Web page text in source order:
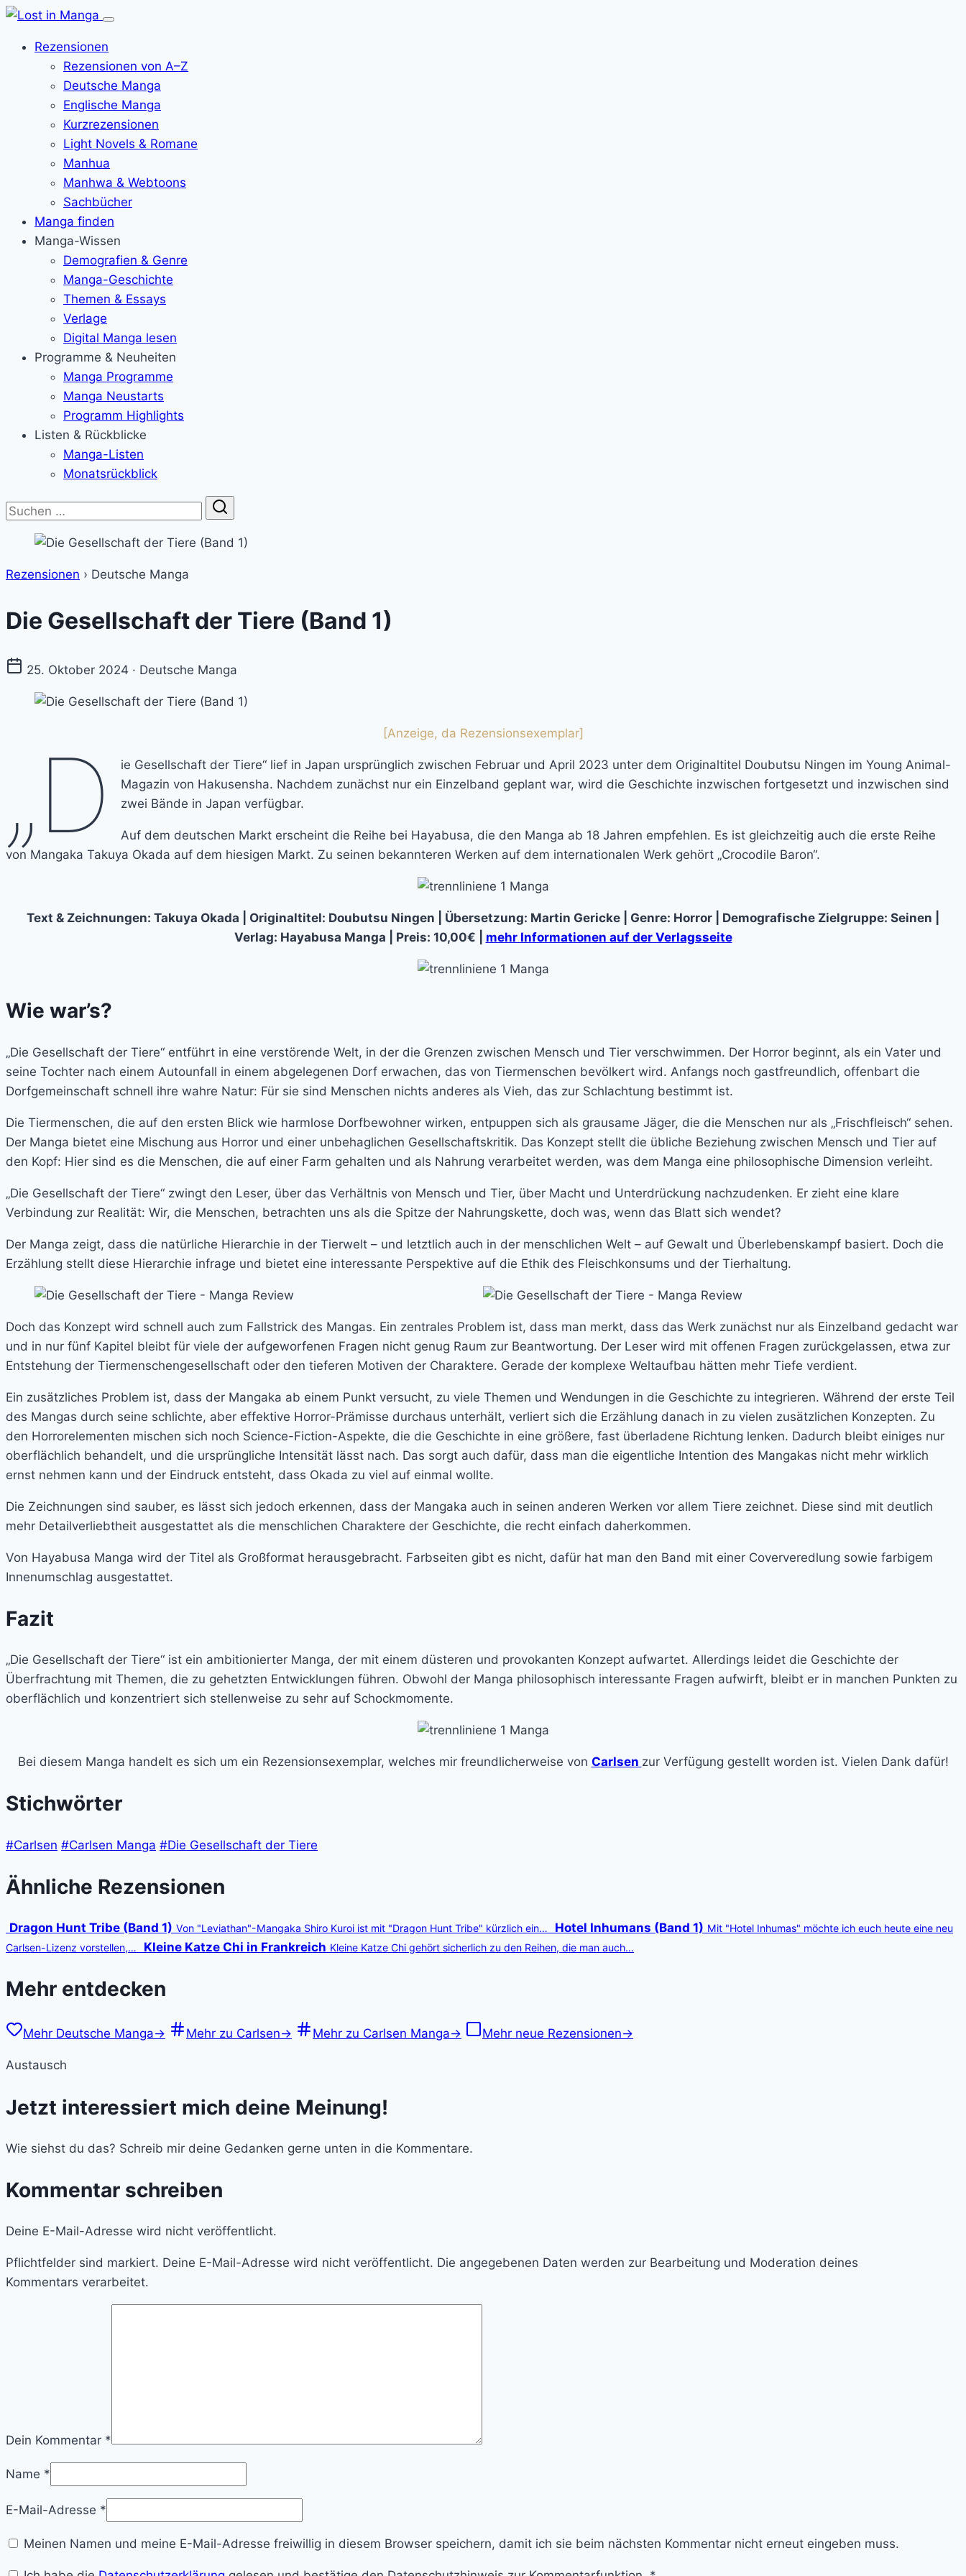
Menü
Rezensionen
Rezensionen von A–Z
Deutsche Manga
Englische Manga
Kurzrezensionen
Light Novels & Romane
Manhua
Manhwa & Webtoons
Sachbücher
Manga finden
Manga-Wissen
Demografien & Genre
Manga-Geschichte
Themen & Essays
Verlage
Digital Manga lesen
Programme & Neuheiten
Manga Programme
Manga Neustarts
Programm Highlights
Listen & Rückblicke
Manga-Listen
Monatsrückblick
Suche
Rezensionen › Deutsche Manga
Die Gesellschaft der Tiere (Band 1)
25. Oktober 2024 · Deutsche Manga
[Anzeige, da Rezensionsexemplar]
„D
ie Gesellschaft der Tiere“ lief in Japan ursprünglich zwischen Februar und April 2023 unter dem Originaltitel Doubutsu Ningen im Young Animal-
Magazin von Hakusensha. Nachdem zunächst nur ein Einzelband geplant war, wird die Geschichte inzwischen fortgesetzt und inzwischen sind
zwei Bände in Japan verfügbar.
Auf dem deutschen Markt erscheint die Reihe bei Hayabusa, die den Manga ab 18 Jahren empfehlen. Es ist gleichzeitig auch die erste Reihe
von Mangaka Takuya Okada auf dem hiesigen Markt. Zu seinen bekannteren Werken auf dem internationalen Werk gehört „Crocodile Baron“.
Text & Zeichnungen: Takuya Okada | Originaltitel: Doubutsu Ningen | Übersetzung: Martin Gericke | Genre: Horror | Demografische Zielgruppe: Seinen |
Verlag: Hayabusa Manga | Preis: 10,00€ | mehr Informationen auf der Verlagsseite
Wie war’s?
„Die Gesellschaft der Tiere“ entführt in eine verstörende Welt, in der die Grenzen zwischen Mensch und Tier verschwimmen. Der Horror beginnt, als ein Vater und
seine Tochter nach einem Autounfall in einem abgelegenen Dorf erwachen, das von Tiermenschen bevölkert wird. Anfangs noch gastfreundlich, offenbart die
Dorfgemeinschaft schnell ihre wahre Natur: Für sie sind Menschen nichts anderes als Vieh, das zur Schlachtung bestimmt ist.
Die Tiermenschen, die auf den ersten Blick wie harmlose Dorfbewohner wirken, entpuppen sich als grausame Jäger, die die Menschen nur als „Frischfleisch“ sehen.
Der Manga bietet eine Mischung aus Horror und einer unbehaglichen Gesellschaftskritik. Das Konzept stellt die übliche Beziehung zwischen Mensch und Tier auf
den Kopf: Hier sind es die Menschen, die auf einer Farm gehalten und als Nahrung verarbeitet werden, was dem Manga eine philosophische Dimension verleiht.
„Die Gesellschaft der Tiere“ zwingt den Leser, über das Verhältnis von Mensch und Tier, über Macht und Unterdrückung nachzudenken. Er zieht eine klare
Verbindung zur Realität: Wir, die Menschen, betrachten uns als die Spitze der Nahrungskette, doch was, wenn das Blatt sich wendet?
Der Manga zeigt, dass die natürliche Hierarchie in der Tierwelt – und letztlich auch in der menschlichen Welt – auf Gewalt und Überlebenskampf basiert. Doch die
Erzählung stellt diese Hierarchie infrage und bietet eine interessante Perspektive auf die Ethik des Fleischkonsums und der Tierhaltung.
Doch das Konzept wird schnell auch zum Fallstrick des Mangas. Ein zentrales Problem ist, dass man merkt, dass das Werk zunächst nur als Einzelband gedacht war
und in nur fünf Kapitel bleibt für viele der aufgeworfenen Fragen nicht genug Raum zur Beantwortung. Der Leser wird mit offenen Fragen zurückgelassen, etwa zur
Entstehung der Tiermenschengesellschaft oder den tieferen Motiven der Charaktere. Gerade der komplexe Weltaufbau hätten mehr Tiefe verdient.
Ein zusätzliches Problem ist, dass der Mangaka ab einem Punkt versucht, zu viele Themen und Wendungen in die Geschichte zu integrieren. Während der erste Teil
des Mangas durch seine schlichte, aber effektive Horror-Prämisse durchaus unterhält, verliert sich die Erzählung danach in zu vielen zusätzlichen Konzepten. Zu
den Horrorelementen mischen sich noch Science-Fiction-Aspekte, die die Geschichte in eine größere, fast überladene Richtung lenken. Dadurch bleibt einiges nur
oberflächlich behandelt, und die ursprüngliche Intensität lässt nach. Das sorgt auch dafür, dass man die eigentliche Intention des Mangakas nicht mehr wirklich
ernst nehmen kann und der Eindruck entsteht, dass Okada zu viel auf einmal wollte.
Die Zeichnungen sind sauber, es lässt sich jedoch erkennen, dass der Mangaka auch in seinen anderen Werken vor allem Tiere zeichnet. Diese sind mit deutlich
mehr Detailverliebtheit ausgestattet als die menschlichen Charaktere der Geschichte, die recht einfach daherkommen.
Von Hayabusa Manga wird der Titel als Großformat herausgebracht. Farbseiten gibt es nicht, dafür hat man den Band mit einer Coververedlung sowie farbigem
Innenumschlag ausgestattet.
Fazit
„Die Gesellschaft der Tiere“ ist ein ambitionierter Manga, der mit einem düsteren und provokanten Konzept aufwartet. Allerdings leidet die Geschichte der
Überfrachtung mit Themen, die zu gehetzten Entwicklungen führen. Obwohl der Manga philosophisch interessante Fragen aufwirft, bleibt er in manchen Punkten zu
oberflächlich und konzentriert sich stellenweise zu sehr auf Schockmomente.
Bei diesem Manga handelt es sich um ein Rezensionsexemplar, welches mir freundlicherweise von Carlsen zur Verfügung gestellt worden ist. Vielen Dank dafür!
Stichwörter
#Carlsen #Carlsen Manga #Die Gesellschaft der Tiere
Ähnliche Rezensionen
Dragon Hunt Tribe (Band 1) Von "Leviathan"-Mangaka Shiro Kuroi ist mit "Dragon Hunt Tribe" kürzlich ein… Hotel Inhumans (Band 1) Mit "Hotel Inhumas" möchte ich euch heute eine neu
Carlsen-Lizenz vorstellen,…
Kleine Katze Chi in Frankreich Kleine Katze Chi gehört sicherlich zu den Reihen, die man auch…
Mehr entdecken
Mehr Deutsche Manga→ Mehr zu Carlsen→ Mehr zu Carlsen Manga→ Mehr neue Rezensionen→
Austausch
Jetzt interessiert mich deine Meinung!
Wie siehst du das? Schreib mir deine Gedanken gerne unten in die Kommentare.
Kommentar schreiben
Deine E-Mail-Adresse wird nicht veröffentlicht.
Pflichtfelder sind markiert. Deine E-Mail-Adresse wird nicht veröffentlicht. Die angegebenen Daten werden zur Bearbeitung und Moderation deines
Kommentars verarbeitet.
Dein Kommentar *
Name *
E-Mail-Adresse *
Meinen Namen und meine E-Mail-Adresse freiwillig in diesem Browser speichern, damit ich sie beim nächsten Kommentar nicht erneut eingeben muss.